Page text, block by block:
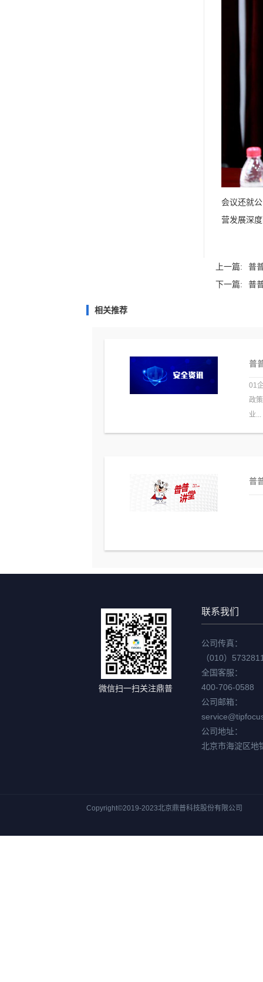
会议还就
营发展深
上一篇:
普
下一篇:
普
相关推荐
普
01
政
业...
普
微信扫一扫关注鼎普
联系我们
公司传真：
（010）
全国客服：
400-706-0588
公司邮箱：
公司地址：
北京市海淀区地
Copyright©2019-2023北京鼎普科技股份有限公司